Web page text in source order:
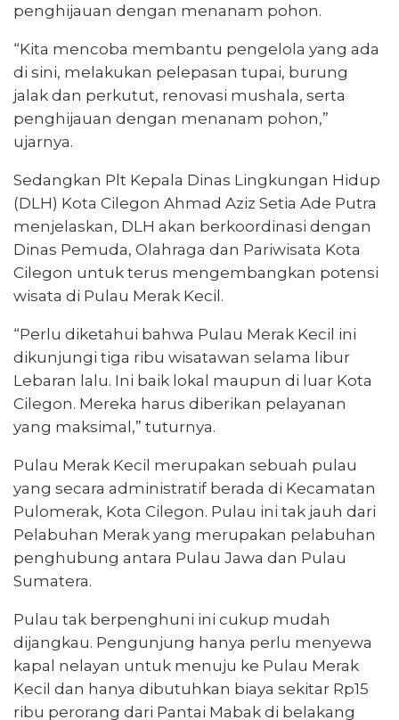
penghijauan dengan menanam pohon.
“Kita mencoba membantu pengelola yang ada
di sini, melakukan pelepasan tupai, burung
jalak dan perkutut, renovasi mushala, serta
penghijauan dengan menanam pohon,”
ujarnya.
Sedangkan Plt Kepala Dinas Lingkungan Hidup
(DLH) Kota Cilegon Ahmad Aziz Setia Ade Putra
menjelaskan, DLH akan berkoordinasi dengan
Dinas Pemuda, Olahraga dan Pariwisata Kota
Cilegon untuk terus mengembangkan potensi
wisata di Pulau Merak Kecil.
“Perlu diketahui bahwa Pulau Merak Kecil ini
dikunjungi tiga ribu wisatawan selama libur
Lebaran lalu. Ini baik lokal maupun di luar Kota
Cilegon. Mereka harus diberikan pelayanan
yang maksimal,” tuturnya.
Pulau Merak Kecil merupakan sebuah pulau
yang secara administratif berada di Kecamatan
Pulomerak, Kota Cilegon. Pulau ini tak jauh dari
Pelabuhan Merak yang merupakan pelabuhan
penghubung antara Pulau Jawa dan Pulau
Sumatera.
Pulau tak berpenghuni ini cukup mudah
dijangkau. Pengunjung hanya perlu menyewa
kapal nelayan untuk menuju ke Pulau Merak
Kecil dan hanya dibutuhkan biaya sekitar Rp15
ribu perorang dari Pantai Mabak di belakang